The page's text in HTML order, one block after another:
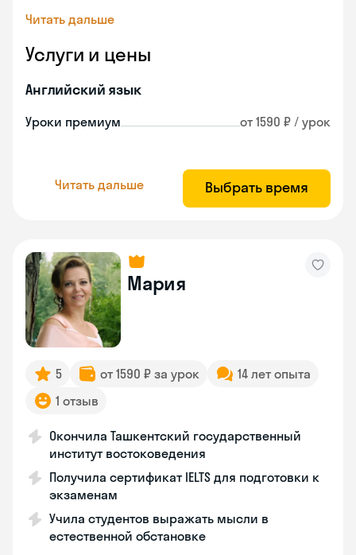
Читать дальше
Услуги и цены
Английский язык
Уроки премиум от 1590 ₽ / урок
Читать дальше Выбрать время
Мария
5 от 1590 ₽ за урок
14 лет опыта
1 отзыв
Окончила Ташкентский государственный
институт востоковедения
Получила сертификат IELTS для подготовки к
экзаменам
Учила студентов выражать мысли в
естественной обстановке